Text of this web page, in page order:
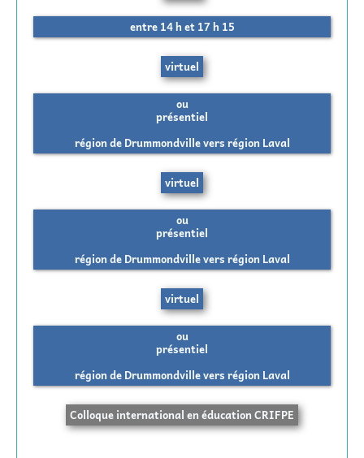
entre 14 h et 17 h 15
virtuel
ou
présentiel
région de Drummondville vers région Laval
virtuel
ou
présentiel
région de Drummondville vers région Laval
virtuel
ou
présentiel
région de Drummondville vers région Laval
Colloque international en éducation CRIFPE